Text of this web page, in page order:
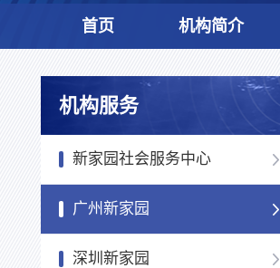
首页 机构简介
机构服务
新家园社会服务中心
广州新家园
深圳新家园